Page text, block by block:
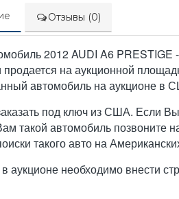
Отзывы (0)
2012 AUDI A6 PRESTIGE
продается на аукционной
автомобиль на аукционе в
под ключ из США. Если
такой автомобиль позвоните
такого авто на
аукционе необходимо внести